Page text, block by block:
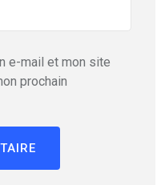
e-mail et mon site
prochain